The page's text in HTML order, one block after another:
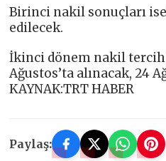
Birinci nakil sonuçları
edilecek.
İkinci dönem nakil tercih
Ağustos’ta alınacak, 24
KAYNAK:TRT HABER
Paylaş: